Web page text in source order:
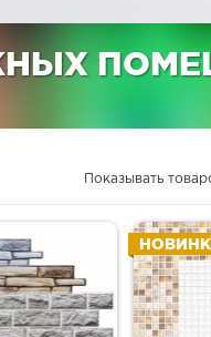
Показывать